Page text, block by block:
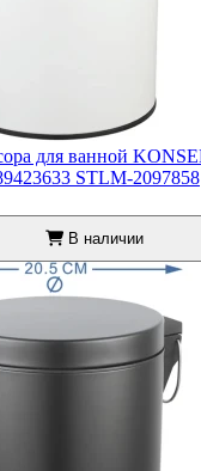
для ванной
STLM-2097858
В наличии